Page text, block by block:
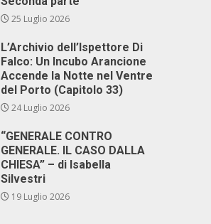
25 Luglio 2026
L’Archivio dell’Ispettore Di
Falco: Un Incubo Arancione
Accende la Notte nel Ventre
del Porto (Capitolo 33)
24 Luglio 2026
“GENERALE CONTRO
GENERALE. IL CASO DALLA
CHIESA” – di Isabella
Silvestri
19 Luglio 2026